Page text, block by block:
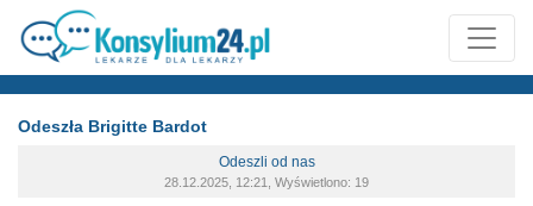
Odeszła Brigitte Bardot
Odeszli od nas
28.12.2025, 12:21, Wyświetlono: 19